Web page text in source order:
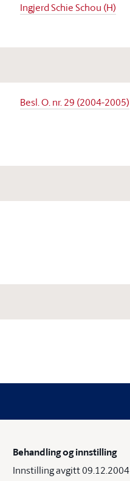
Ingjerd Schie Schou (H)
Besl. O. nr. 29 (2004-2005)
Behandling og innstilling
Innstilling avgitt 09.12.2004